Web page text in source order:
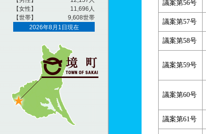
議案第56号
議案第57号
議案第58号
議案第59号
議案第60号
議案第61号